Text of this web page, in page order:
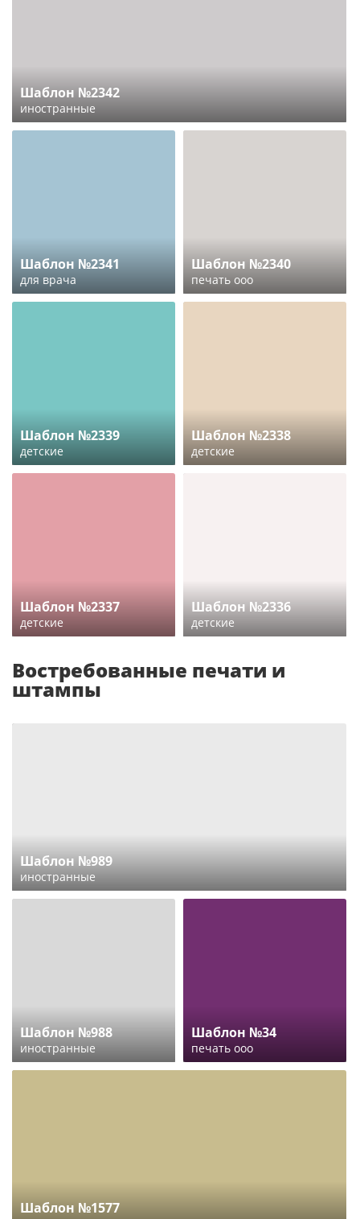
Шаблон №2342
иностранные
Шаблон №2341
для врача
Шаблон №2340
печать ооо
Шаблон №2339
детские
Шаблон №2338
детские
Шаблон №2337
детские
Шаблон №2336
детские
Востребованные печати и
штампы
Шаблон №989
иностранные
Шаблон №988
иностранные
Шаблон №34
печать ооо
Шаблон №1577